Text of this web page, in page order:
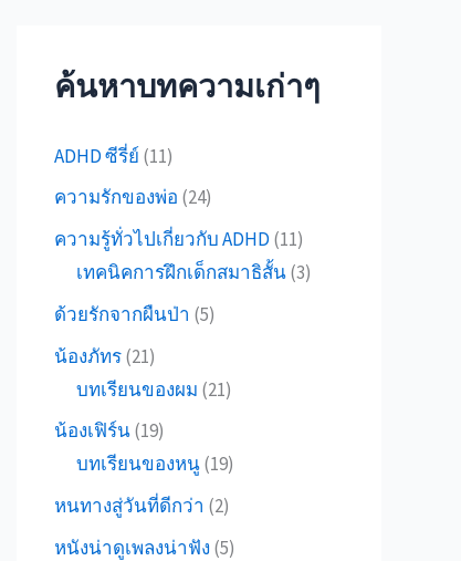
ค้นหาบทความเก่าๆ
ADHD ซีรี่ย์ (11)
ความรักของพ่อ (24)
ความรู้ทั่วไปเกี่ยวกับ ADHD (11)
เทคนิคการฝึกเด็กสมาธิสั้น(3)
ด้วยรักจากผืนป่า (5)
น้องภัทร(21)
บทเรียนของผม (21)
น้องเฟิร์น(19)
บทเรียนของหนู(19)
หนทางสู่วันที่ดีกว่า (2)
หนังน่าดูเพลงน่าฟัง (5)